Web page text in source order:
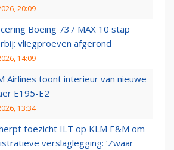
20:09
Boeing 737 MAX 10 stap
vliegproeven afgerond
14:09
Airlines toont interieur van nieuwe
E195-E2
13:34
toezicht ILT op KLM E&M om
verslaglegging: ‘Zwaar